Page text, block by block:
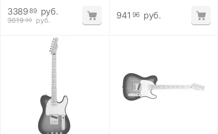
3619 90 руб.
3389 89 руб. 941 96 руб.